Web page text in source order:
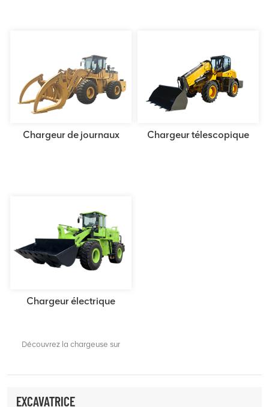
Chargeur de journaux Chargeur télescopique
Chargeur électrique
Découvrez la chargeuse sur
et un support de charge rapide
EXCAVATRICE